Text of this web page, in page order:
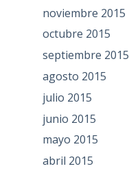
noviembre 2015
octubre 2015
septiembre 2015
agosto 2015
julio 2015
junio 2015
mayo 2015
abril 2015